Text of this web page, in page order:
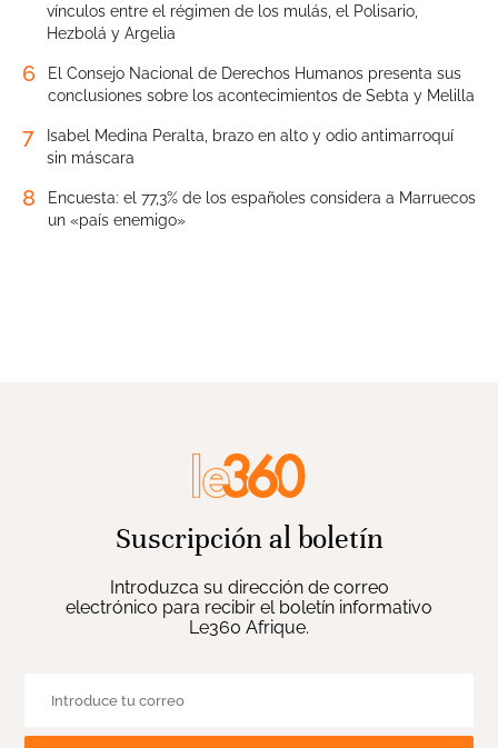
vínculos entre el régimen de los mulás, el Polisario,
Hezbolá y Argelia
6
El Consejo Nacional de Derechos Humanos presenta sus
conclusiones sobre los acontecimientos de Sebta y Melilla
7
Isabel Medina Peralta, brazo en alto y odio antimarroquí
sin máscara
8
Encuesta: el 77,3% de los españoles considera a Marruecos
un «país enemigo»
Suscripción al boletín
Introduzca su dirección de correo
electrónico para recibir el boletín informativo
Le360 Afrique.